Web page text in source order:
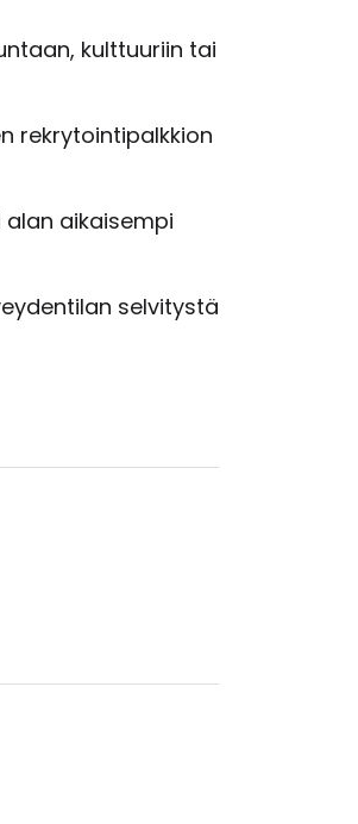
kulttuuriin tai
rekrytointipalkkion
aikaisempi
selvitystä